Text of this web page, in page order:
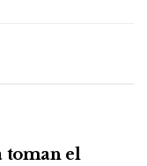
toman el